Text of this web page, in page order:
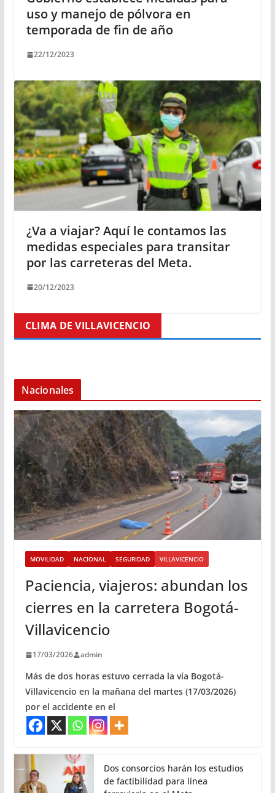
uso y manejo de pólvora en
temporada de fin de año
22/12/2023
¿Va a viajar? Aquí le contamos las
medidas especiales para transitar
por las carreteras del Meta.
20/12/2023
CLIMA DE VILLAVICENCIO
Nacionales
MOVILIDAD NACIONAL SEGURIDAD VILLAVICENCIO
Paciencia, viajeros: abundan los
cierres en la carretera Bogotá-
Villavicencio
17/03/2026 admin
Más de dos horas estuvo cerrada la vía Bogotá-
Villavicencio en la mañana del martes (17/03/2026)
por el accidente en el
Dos consorcios harán los estudios
de factibilidad para línea